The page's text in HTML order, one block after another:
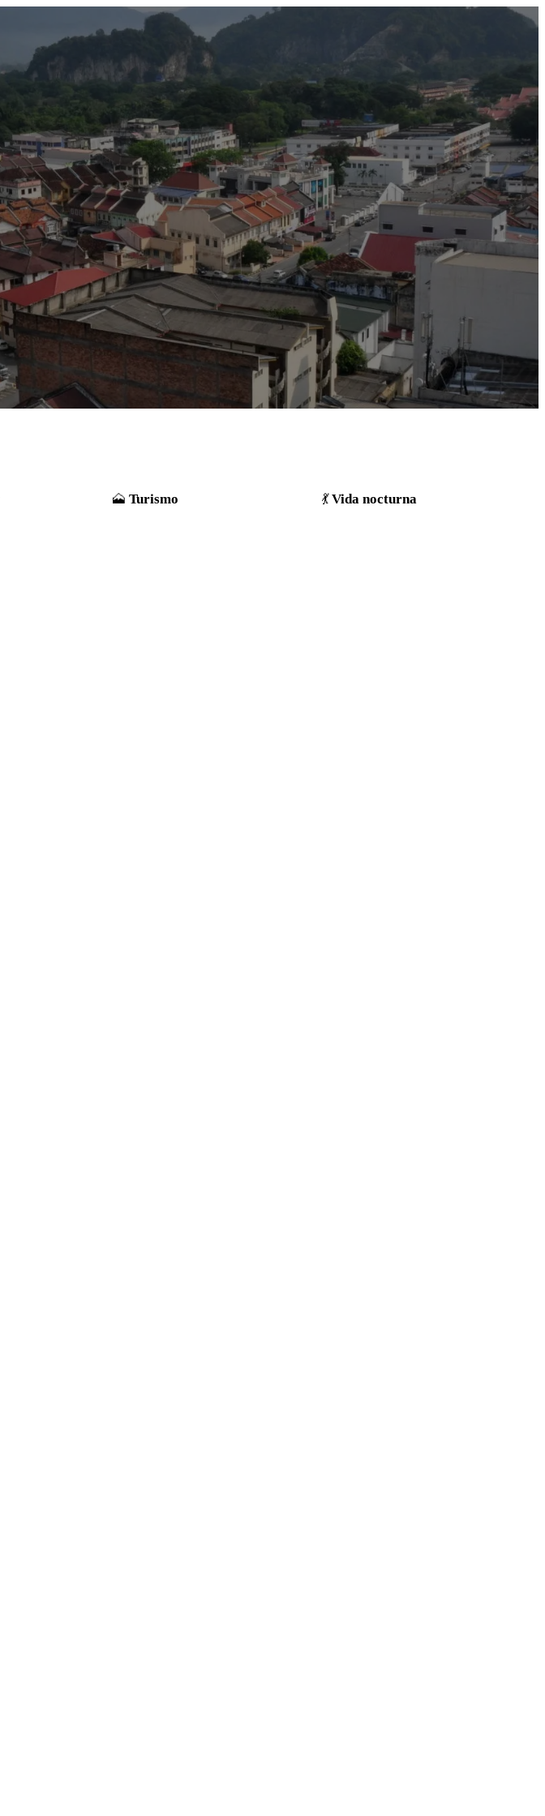
Turismo Vida nocturna